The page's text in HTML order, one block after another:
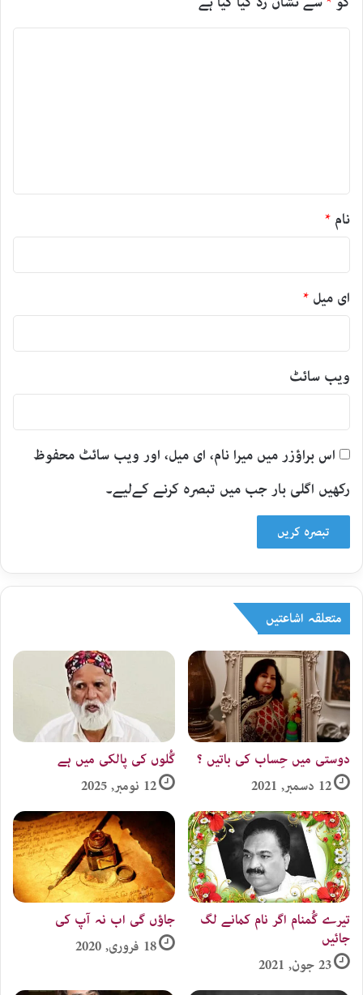
نام *
ای میل *
ویب‌ سائٹ
اس براؤزر میں میرا نام، ای میل، اور ویب سائٹ محفوظ
رکھیں اگلی بار جب میں تبصرہ کرنے کےلیے۔
متعلقہ اشاعتیں
دوستی میں حِساب کی باتیں ؟
12 دسمبر, 2021
گُلوں کی پالکی میں ہے
12 نومبر, 2025
تیرے گُمنام اگر نام کمانے لگ
جائیں
23 جون, 2021
جاؤں گی اب نہ آپ کی
18 فروری, 2020